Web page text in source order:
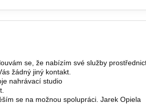
se, že nabízím své služby
žádný jiný kontakt.
nahrávací studio
se na možnou spolupráci. Jarek Opiela